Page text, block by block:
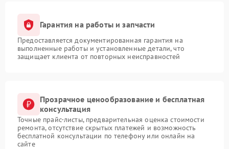
Гарантия на работы и запчасти
Предоставляется документированная гарантия на
выполненные работы и установленные детали, что
защищает клиента от повторных неисправностей
Прозрачное ценообразование и бесплатная
консультация
Точные прайс-листы, предварительная оценка стоимости
ремонта, отсутствие скрытых платежей и возможность
бесплатной консультации по телефону или онлайн на
сайте